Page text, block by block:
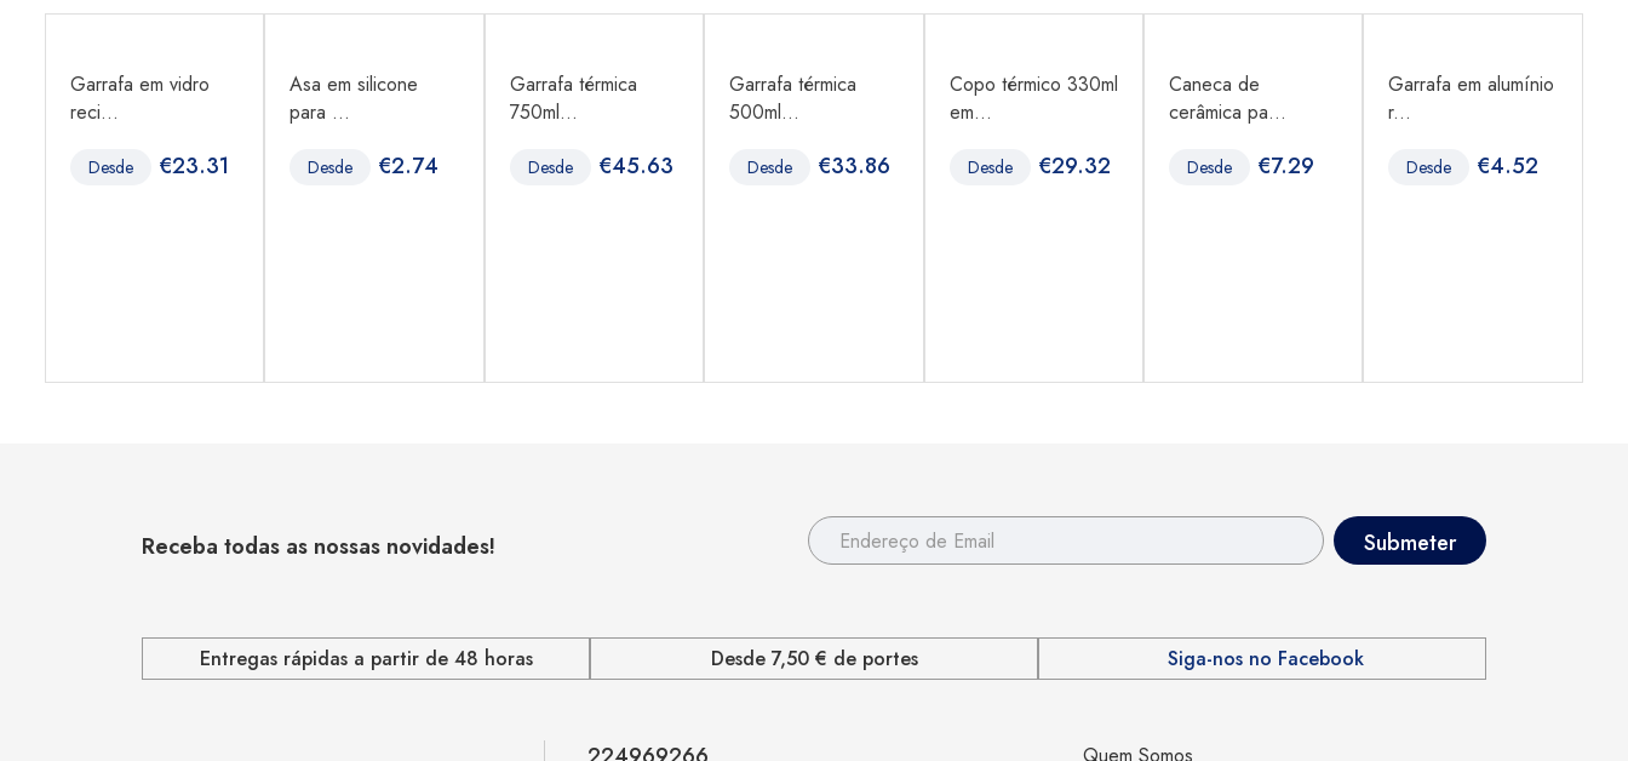
Garrafa em vidro
reci...
Desde €23.31
Asa em silicone
para ...
Desde €2.74
Garrafa térmica
750ml...
Desde €45.63
Garrafa térmica
500ml...
Desde €33.86
Copo térmico 330ml
em...
Desde €29.32
Caneca de
cerâmica pa...
Desde €7.29
Garrafa em alumínio
r...
Desde €4.52
Receba todas as nossas novidades!
Entregas rápidas a partir de 48 horas Desde 7,50 € de portes Siga-nos no Facebook